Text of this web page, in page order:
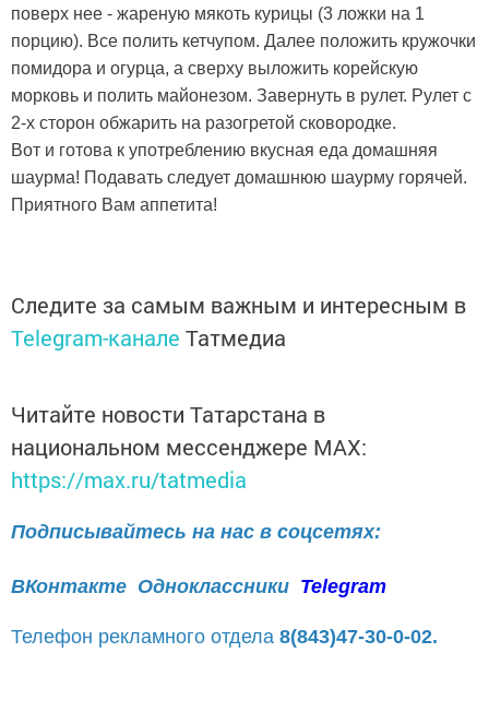
поверх нее - жареную мякоть курицы (3 ложки на 1
порцию). Все полить кетчупом. Далее положить кружочки
помидора и огурца, а сверху выложить корейскую
морковь и полить майонезом. Завернуть в рулет. Рулет с
2-х сторон обжарить на разогретой сковородке.
Вот и готова к употреблению вкусная еда домашняя
шаурма! Подавать следует домашнюю шаурму горячей.
Приятного Вам аппетита!
Следите за самым важным и интересным в
Telegram-канале Татмедиа
Читайте новости Татарстана в
национальном мессенджере MАХ:
https://max.ru/tatmedia
Подписывайтесь на нас в соцсетях:
ВКонтакте Одноклассники Telegram
Телефон рекламного отдела 8(843)47-30-0-02.